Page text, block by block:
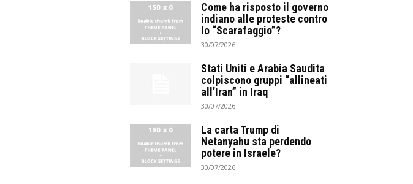
Come ha risposto il governo
indiano alle proteste contro
lo “Scarafaggio”?
30/07/2026
Stati Uniti e Arabia Saudita
colpiscono gruppi “allineati
all’Iran” in Iraq
30/07/2026
La carta Trump di
Netanyahu sta perdendo
potere in Israele?
30/07/2026